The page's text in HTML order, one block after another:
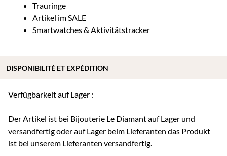
Trauringe
Artikel im SALE
Smartwatches & Aktivitätstracker
Verfügbarkeit auf Lager :
Der Artikel ist bei Bijouterie Le Diamant auf Lager und
versandfertig oder auf Lager beim Lieferanten das Produkt
ist bei unserem Lieferanten versandfertig.
DISPONIBILITÉ ET EXPÉDITION